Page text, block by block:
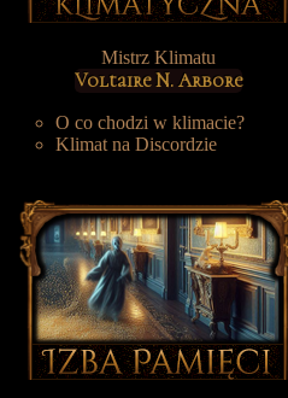
Mistrz Klimatu
Voltaire N. Arbore
O co chodzi w klimacie?
Klimat na Discordzie